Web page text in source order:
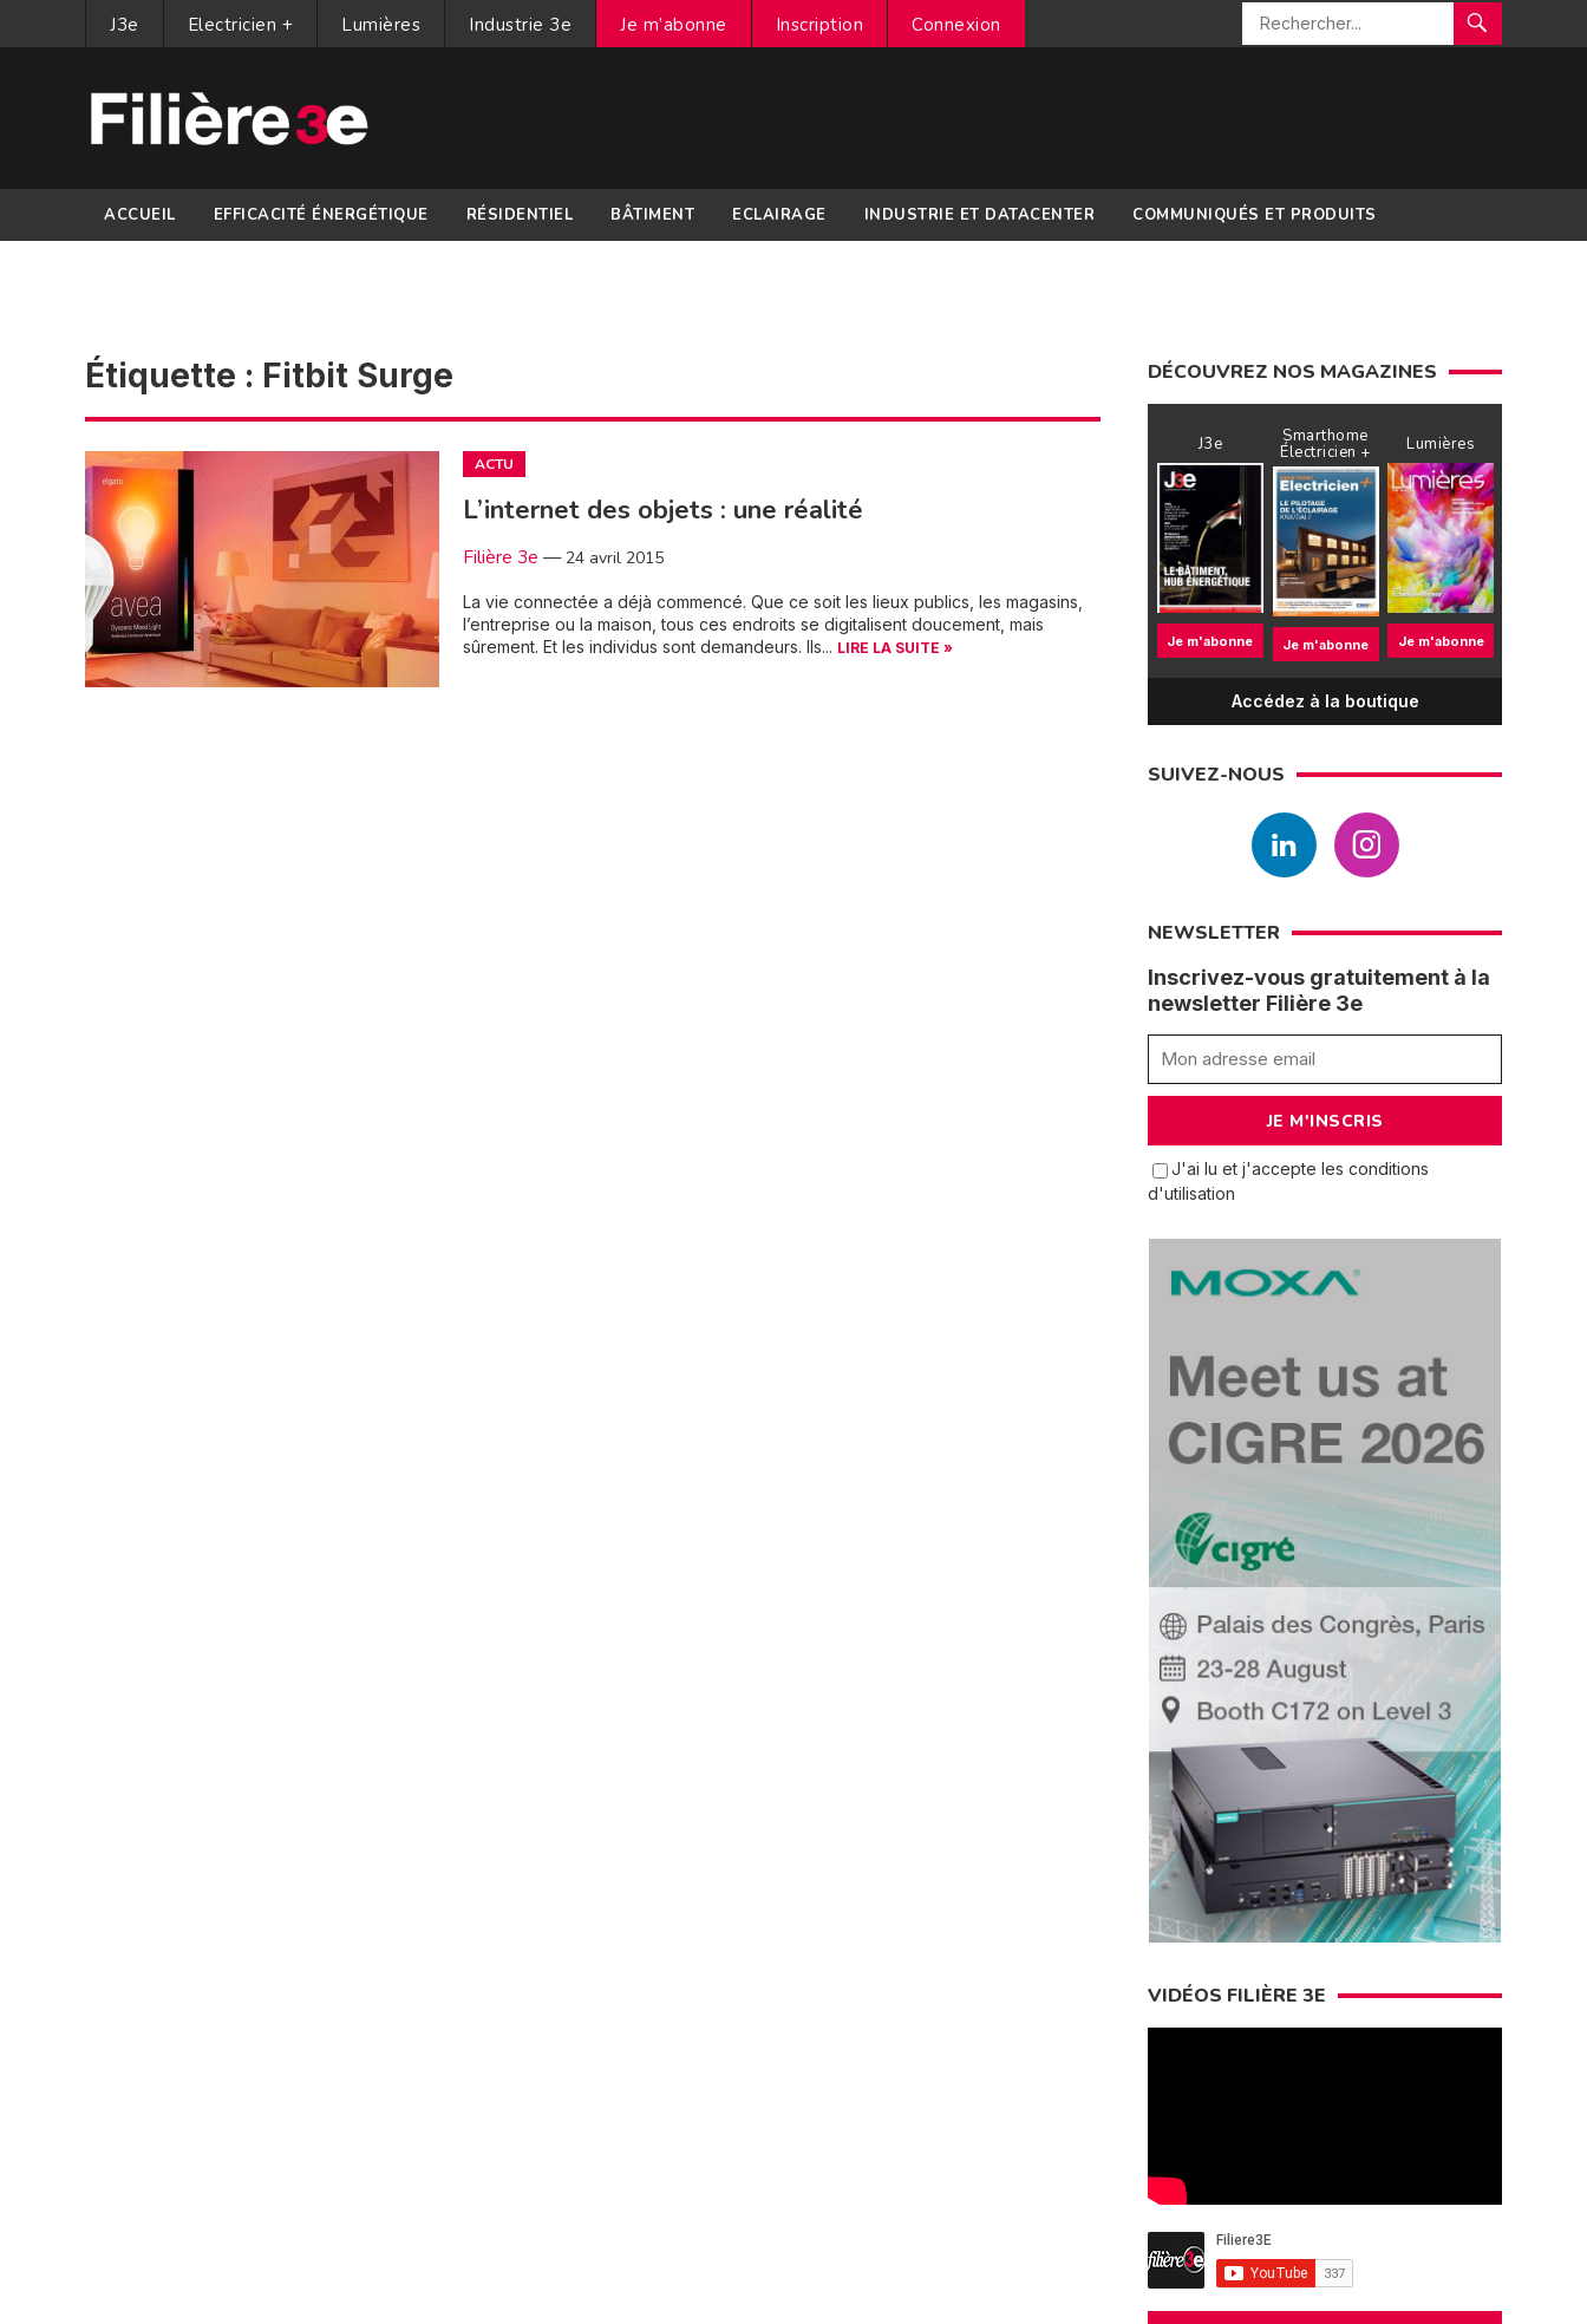
J3e Electricien + Lumières Industrie 3e Je m’abonne Inscription Connexion
ACCUEIL EFFICACITÉ ÉNERGÉTIQUE RÉSIDENTIEL BÂTIMENT ECLAIRAGE INDUSTRIE ET DATACENTER COMMUNIQUÉS ET PRODUITS
Étiquette : Fitbit Surge
ACTU
L’internet des objets : une réalité
Filière 3e — 24 avril 2015
La vie connectée a déjà commencé. Que ce soit les lieux publics, les magasins,
l’entreprise ou la maison, tous ces endroits se digitalisent doucement, mais
sûrement. Et les individus sont demandeurs. Ils... LIRE LA SUITE »
DÉCOUVREZ NOS MAGAZINES
J3e
Je m'abonne
Smarthome
Électricien +
Je m'abonne
Lumières
Je m'abonne
Accédez à la boutique
SUIVEZ-NOUS
NEWSLETTER
Inscrivez-vous gratuitement à la
newsletter Filière 3e
J'ai lu et j'accepte les conditions
d'utilisation
VIDÉOS FILIÈRE 3E